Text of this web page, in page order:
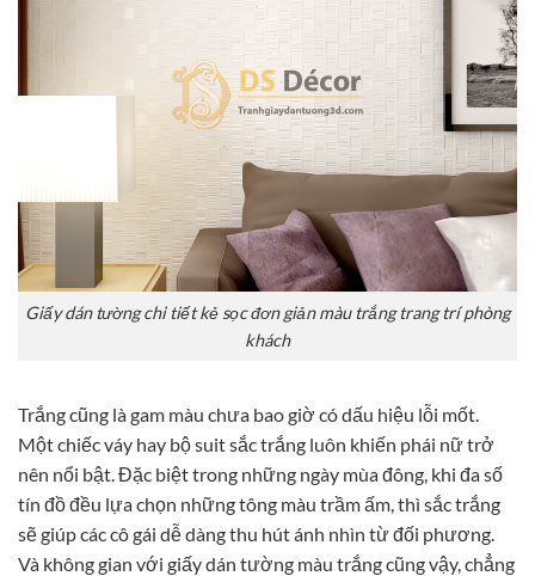
Giấy dán tường chi tiết kẻ sọc đơn giản màu trắng trang trí phòng
khách
Trắng cũng là gam màu chưa bao giờ có dấu hiệu lỗi mốt.
Một chiếc váy hay bộ suit sắc trắng luôn khiến phái nữ trở
nên nổi bật. Đặc biệt trong những ngày mùa đông, khi đa số
tín đồ đều lựa chọn những tông màu trầm ấm, thì sắc trắng
sẽ giúp các cô gái dễ dàng thu hút ánh nhìn từ đối phương.
Và không gian với giấy dán tường màu trắng cũng vậy, chẳng